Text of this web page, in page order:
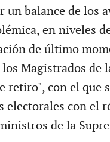
un balance de los
en niveles
de último
Magistrados de
retiro", con el que
electorales con el
de la